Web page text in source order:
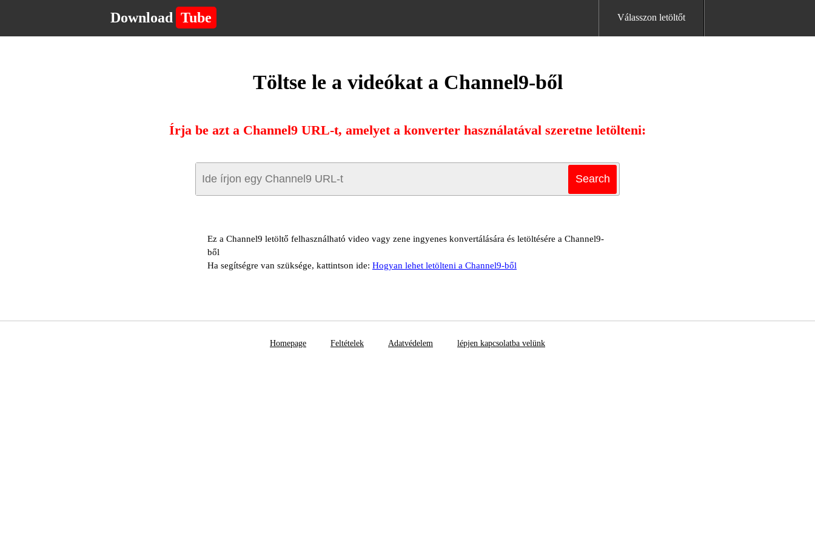
Download Tube Válasszon letöltőt
Töltse le a videókat a Channel9-ből
Írja be azt a Channel9 URL-t, amelyet a konverter használatával szeretne letölteni:
Ez a Channel9 letöltő felhasználható video vagy zene ingyenes konvertálására és letöltésére a Channel9-
ből
Ha segítségre van szüksége, kattintson ide: Hogyan lehet letölteni a Channel9-ből
Homepage Feltételek Adatvédelem lépjen kapcsolatba velünk